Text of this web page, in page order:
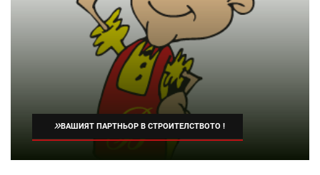
»ВАШИЯТ ПАРТНЬОР В СТРОИТЕЛСТВОТО !